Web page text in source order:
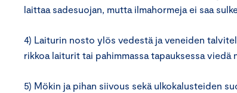
laittaa sadesuojan, mutta ilmahormeja ei saa
4) Laiturin nosto ylös vedestä ja veneiden
rikkoa laiturit tai pahimmassa tapauksessa viedä
5) Mökin ja pihan siivous sekä ulkokalusteiden